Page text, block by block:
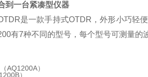
到一台紧凑型仪器
是一款手持式OTDR，外形小巧轻
有7种不同的型号，每个型号可测量的
AQ1200A）
）